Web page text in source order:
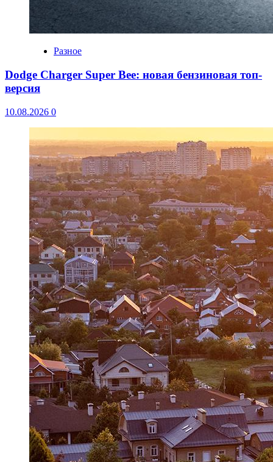
Разное
Dodge Charger Super Bee: новая бензиновая топ-
версия
10.08.2026 0